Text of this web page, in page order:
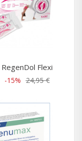
Flexi
-15% 24,95 €